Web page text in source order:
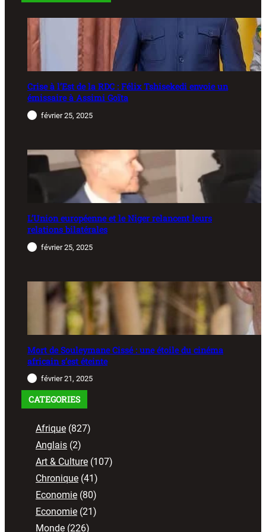
Crise à l’Est de la RDC : Félix Tshisekedi envoie un
émissaire à Assimi Goïta
février 25, 2025
L’Union européenne et le Niger relancent leurs
relations bilatérales
février 25, 2025
Mort de Souleymane Cissé : une étoile du cinéma
africain s’est éteinte
février 21, 2025
CATEGORIES
Afrique (827)
Anglais (2)
Art & Culture (107)
Chronique (41)
Economie (80)
Economie (21)
Monde (226)